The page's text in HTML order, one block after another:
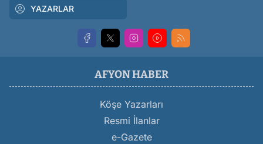
YAZARLAR
AFYON HABER
Köşe Yazarları
Resmi İlanlar
e-Gazete